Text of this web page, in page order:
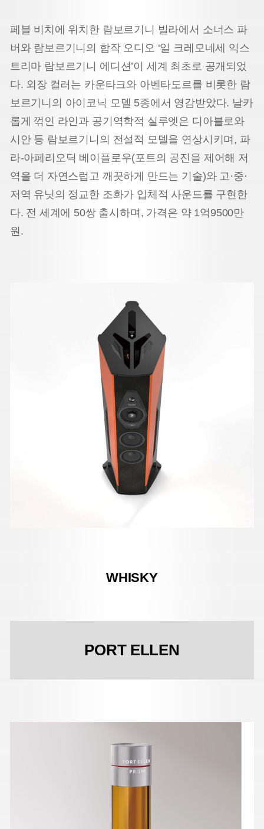
페블 비치에 위치한 람보르기니 빌라에서 소너스 파
버와 람보르기니의 합작 오디오 ‘일 크레모네세 익스
트리마 람보르기니 에디션’이 세계 최초로 공개되었
다. 외장 컬러는 카운타크와 아벤타도르를 비롯한 람
보르기니의 아이코닉 모델 5종에서 영감받았다. 날카
롭게 꺾인 라인과 공기역학적 실루엣은 디아블로와
시안 등 람보르기니의 전설적 모델을 연상시키며, 파
라-아페리오딕 베이플로우(포트의 공진을 제어해 저
역을 더 자연스럽고 깨끗하게 만드는 기술)와 고·중·
저역 유닛의 정교한 조화가 입체적 사운드를 구현한
다. 전 세계에 50쌍 출시하며, 가격은 약 1억9500만
원.
WHISKY
PORT ELLEN